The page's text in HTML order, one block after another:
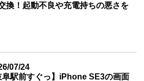
換！起動不良や充電持ちの悪さを
07/24
阜駅前すぐっ】iPhone SE3の画面